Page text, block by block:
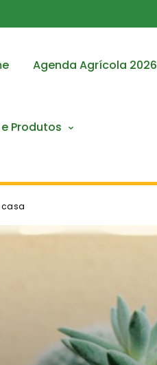
Agenda Agrícola 2026
Produtos
casa